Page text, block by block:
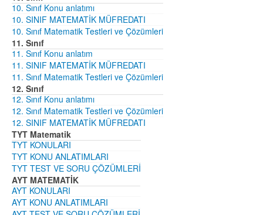
10. Sınıf Konu anlatımı
10. SINIF MATEMATİK MÜFREDATI
10. Sınıf Matematik Testleri ve Çözümleri
11. Sınıf
11. Sınıf Konu anlatım
11. SINIF MATEMATİK MÜFREDATI
11. Sınıf Matematik Testleri ve Çözümleri
12. Sınıf
12. Sınıf Konu anlatımı
12. Sınıf Matematik Testleri ve Çözümleri
12. SINIF MATEMATİK MÜFREDATI
TYT Matematik
TYT KONULARI
TYT KONU ANLATIMLARI
TYT TEST VE SORU ÇÖZÜMLERİ
AYT MATEMATİK
AYT KONULARI
AYT KONU ANLATIMLARI